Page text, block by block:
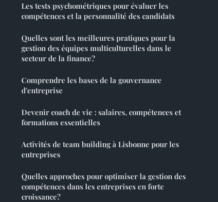
Les tests psychométriques pour évaluer les
compétences et la personnalité des candidats
Quelles sont les meilleures pratiques pour la
gestion des équipes multiculturelles dans le
secteur de la finance?
Comprendre les bases de la gouvernance
d'entreprise
Devenir coach de vie : salaires, compétences et
formations essentielles
Activités de team building à Lisbonne pour les
entreprises
Quelles approches pour optimiser la gestion des
compétences dans les entreprises en forte
croissance?